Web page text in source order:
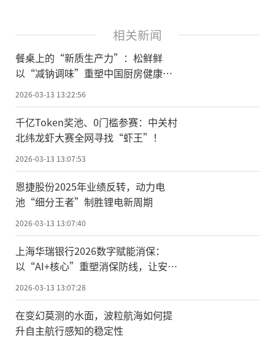
相关新闻
餐桌上的“新质生产力”：松鲜鲜
以“减钠调味”重塑中国厨房健康防
线
2026-03-13 13:22:56
千亿Token奖池、0门槛参赛：中关村
北纬龙虾大赛全网寻找“虾王”！
2026-03-13 13:07:53
恩捷股份2025年业绩反转，动力电
池“细分王者”制胜锂电新周期
2026-03-13 13:07:40
上海华瑞银行2026数字赋能消保：
以“AI+核心”重塑消保防线，让安全
与体验同频共振
2026-03-13 13:07:28
在变幻莫测的水面，波粒航海如何提
升自主航行感知的稳定性